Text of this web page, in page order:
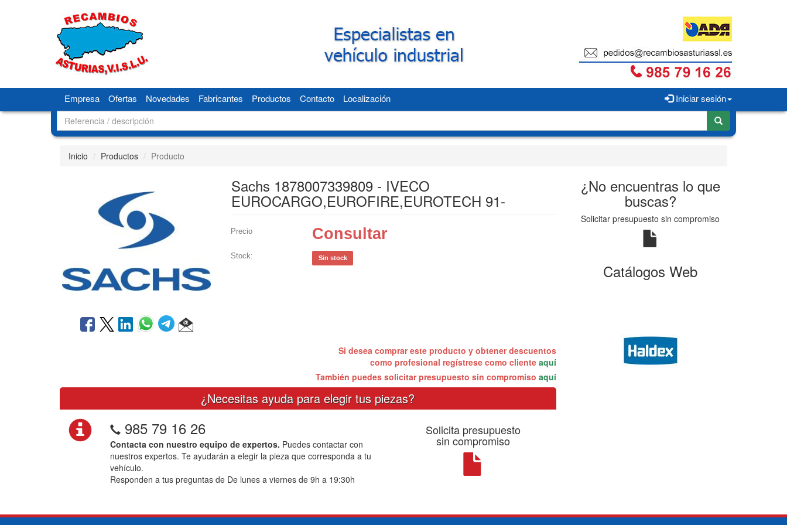
Iniciar sesión
Empresa Ofertas Novedades Fabricantes Productos Contacto Localización
Inicio Productos Producto
Sachs 1878007339809 - IVECO
EUROCARGO,EUROFIRE,EUROTECH 91-
Precio Consultar
Stock: Sin stock
Si desea comprar este producto y obtener descuentos
como profesional regístrese como cliente aquí
También puedes solicitar presupuesto sin compromiso aquí
¿Necesitas ayuda para elegir tus piezas?
985 79 16 26
Contacta con nuestro equipo de expertos. Puedes contactar con
nuestros expertos. Te ayudarán a elegir la pieza que corresponda a tu
vehículo.
Responden a tus preguntas de De lunes a viernes de 9h a 19:30h
Solicita presupuesto
sin compromiso
¿No encuentras lo que
buscas?
Solicitar presupuesto sin compromiso
Catálogos Web